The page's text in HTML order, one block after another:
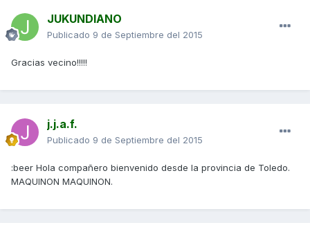
JUKUNDIANO
Publicado 9 de Septiembre del 2015
Gracias vecino!!!!!
j.j.a.f.
Publicado 9 de Septiembre del 2015
:beer Hola compañero bienvenido desde la provincia de Toledo.
MAQUINON MAQUINON.